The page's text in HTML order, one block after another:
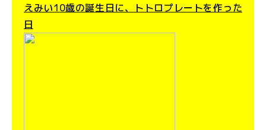
えみい10歳の誕生日に、トトロプレートを作った
日